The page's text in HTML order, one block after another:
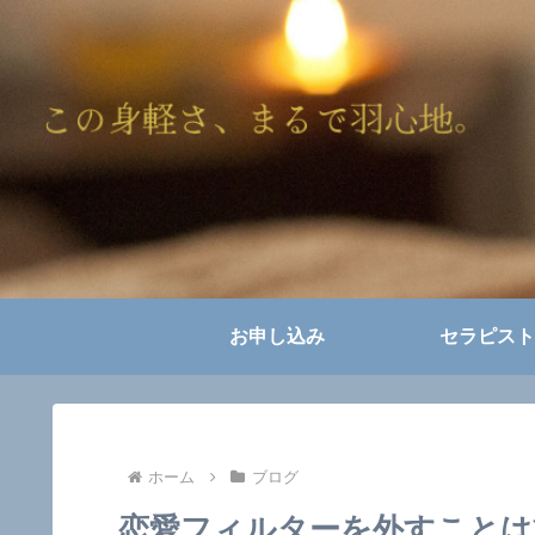
お申し込み セラピスト
ホーム ブログ